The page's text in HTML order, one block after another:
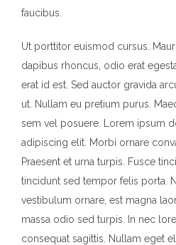
faucibus.
Ut porttitor euismod cursus.
dapibus rhoncus, odio erat
erat id est. Sed auctor gravida
ut. Nullam eu pretium purus.
sem vel posuere. Lorem ipsum
adipiscing elit. Morbi ornare
Praesent et urna turpis. Fusce
tincidunt sed tempor felis porta.
vestibulum ornare, est magna
massa odio sed turpis. In nec
consequat sagittis. Nullam eget